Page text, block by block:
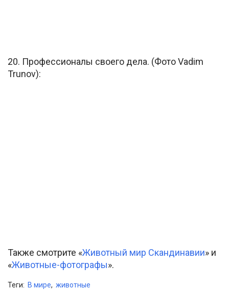
20. Профессионалы своего дела. (Фото Vadim
Trunov):
Также смотрите «Животный мир Скандинавии» и
«Животные-фотографы».
Теги: В мире, животные